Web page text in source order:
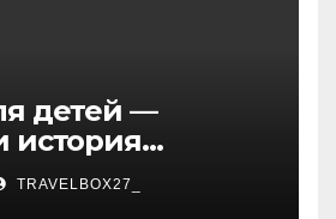
детей —
история
известного и
TRAVELBOX27_